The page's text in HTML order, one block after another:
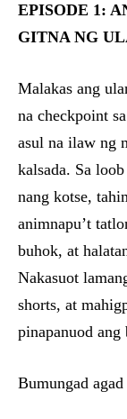
EPISODE 1:
GITNA NG
Malakas ang
na checkpoint
asul na ilaw ng
kalsada. Sa
nang kotse,
animnapu’t
buhok, at
Nakasuot
shorts, at
pinapanuod ang
Bumungad